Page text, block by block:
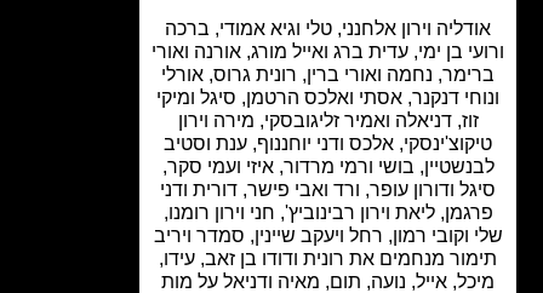
וירון אלחנני, טלי וגיא אמודי, ברכה
בן ימי, עדית ברג ואייל מורג, אורנה ואורי
נחמה ואורי ברין, רונית גרוס, אורלי
דנקנר, אסתי ואלכס הרטמן, סיגל ומיקי
זוז, דניאלה ואמיר זליגובסקי, מירה וירון
אלכס ודני יוחננוף, ענת וסטיב
בושי ורמי מרדור, איזי ועמי סקר,
ודורון עופר, ורד ואבי פישר, דורית ודני
ליאת וירון רבינוביץ', חני וירון רומנו,
וקובי רמון, רחל ויעקב שיינין, סמדר ויריב
מנחמים את רונית ודודו בן זאב, עידו,
אייל, נועה, תום, מאיה ודניאל על מות